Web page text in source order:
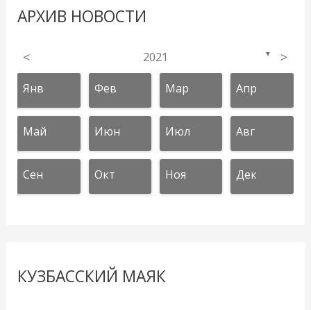
АРХИВ НОВОСТИ
< 2021 ▼ >
Янв Фев Мар Апр
Май Июн Июл Авг
Сен Окт Ноя Дек
КУЗБАССКИЙ МАЯК